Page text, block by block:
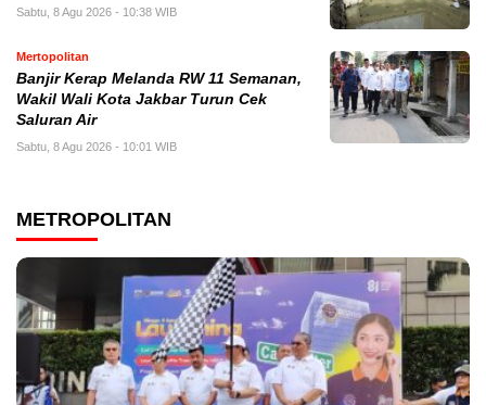
Sabtu, 8 Agu 2026 - 10:38 WIB
Mertopolitan
Banjir Kerap Melanda RW 11 Semanan,
Wakil Wali Kota Jakbar Turun Cek
Saluran Air
Sabtu, 8 Agu 2026 - 10:01 WIB
METROPOLITAN